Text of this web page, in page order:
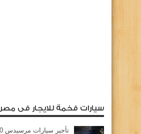
سيارات فخمة للايجار فى مصر